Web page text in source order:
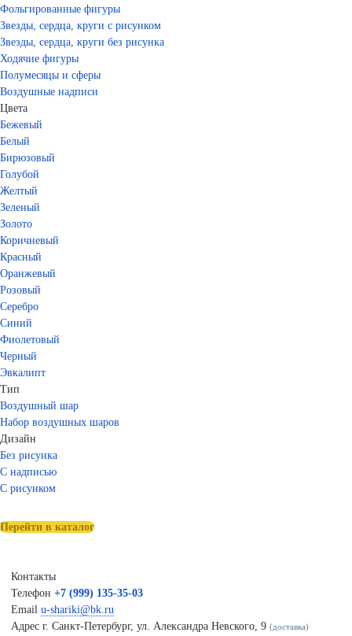
Фольгированные фигуры
Звезды, сердца, круги с рисунком
Звезды, сердца, круги без рисунка
Ходячие фигуры
Полумесяцы и сферы
Воздушные надписи
Цвета
Бежевый
Белый
Бирюзовый
Голубой
Желтый
Зеленый
Золото
Коричневый
Красный
Оранжевый
Розовый
Серебро
Синий
Фиолетовый
Черный
Эвкалипт
Тип
Воздушный шар
Набор воздушных шаров
Дизайн
Без рисунка
С надписью
С рисунком
Перейти в каталог
Контакты
Телефон +7 (999) 135-35-03
Email u-shariki@bk.ru
Адрес г. Санкт-Петербург, ул. Александра Невского, 9 (доставка)